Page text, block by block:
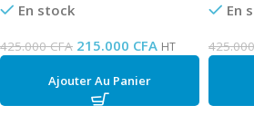
En stock
425.000CFA 215.000 CFA HT
Ajouter Au Panier
En